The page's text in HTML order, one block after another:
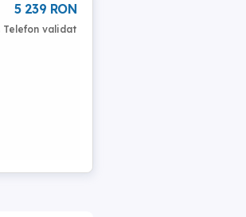
5 239 RON
Telefon validat